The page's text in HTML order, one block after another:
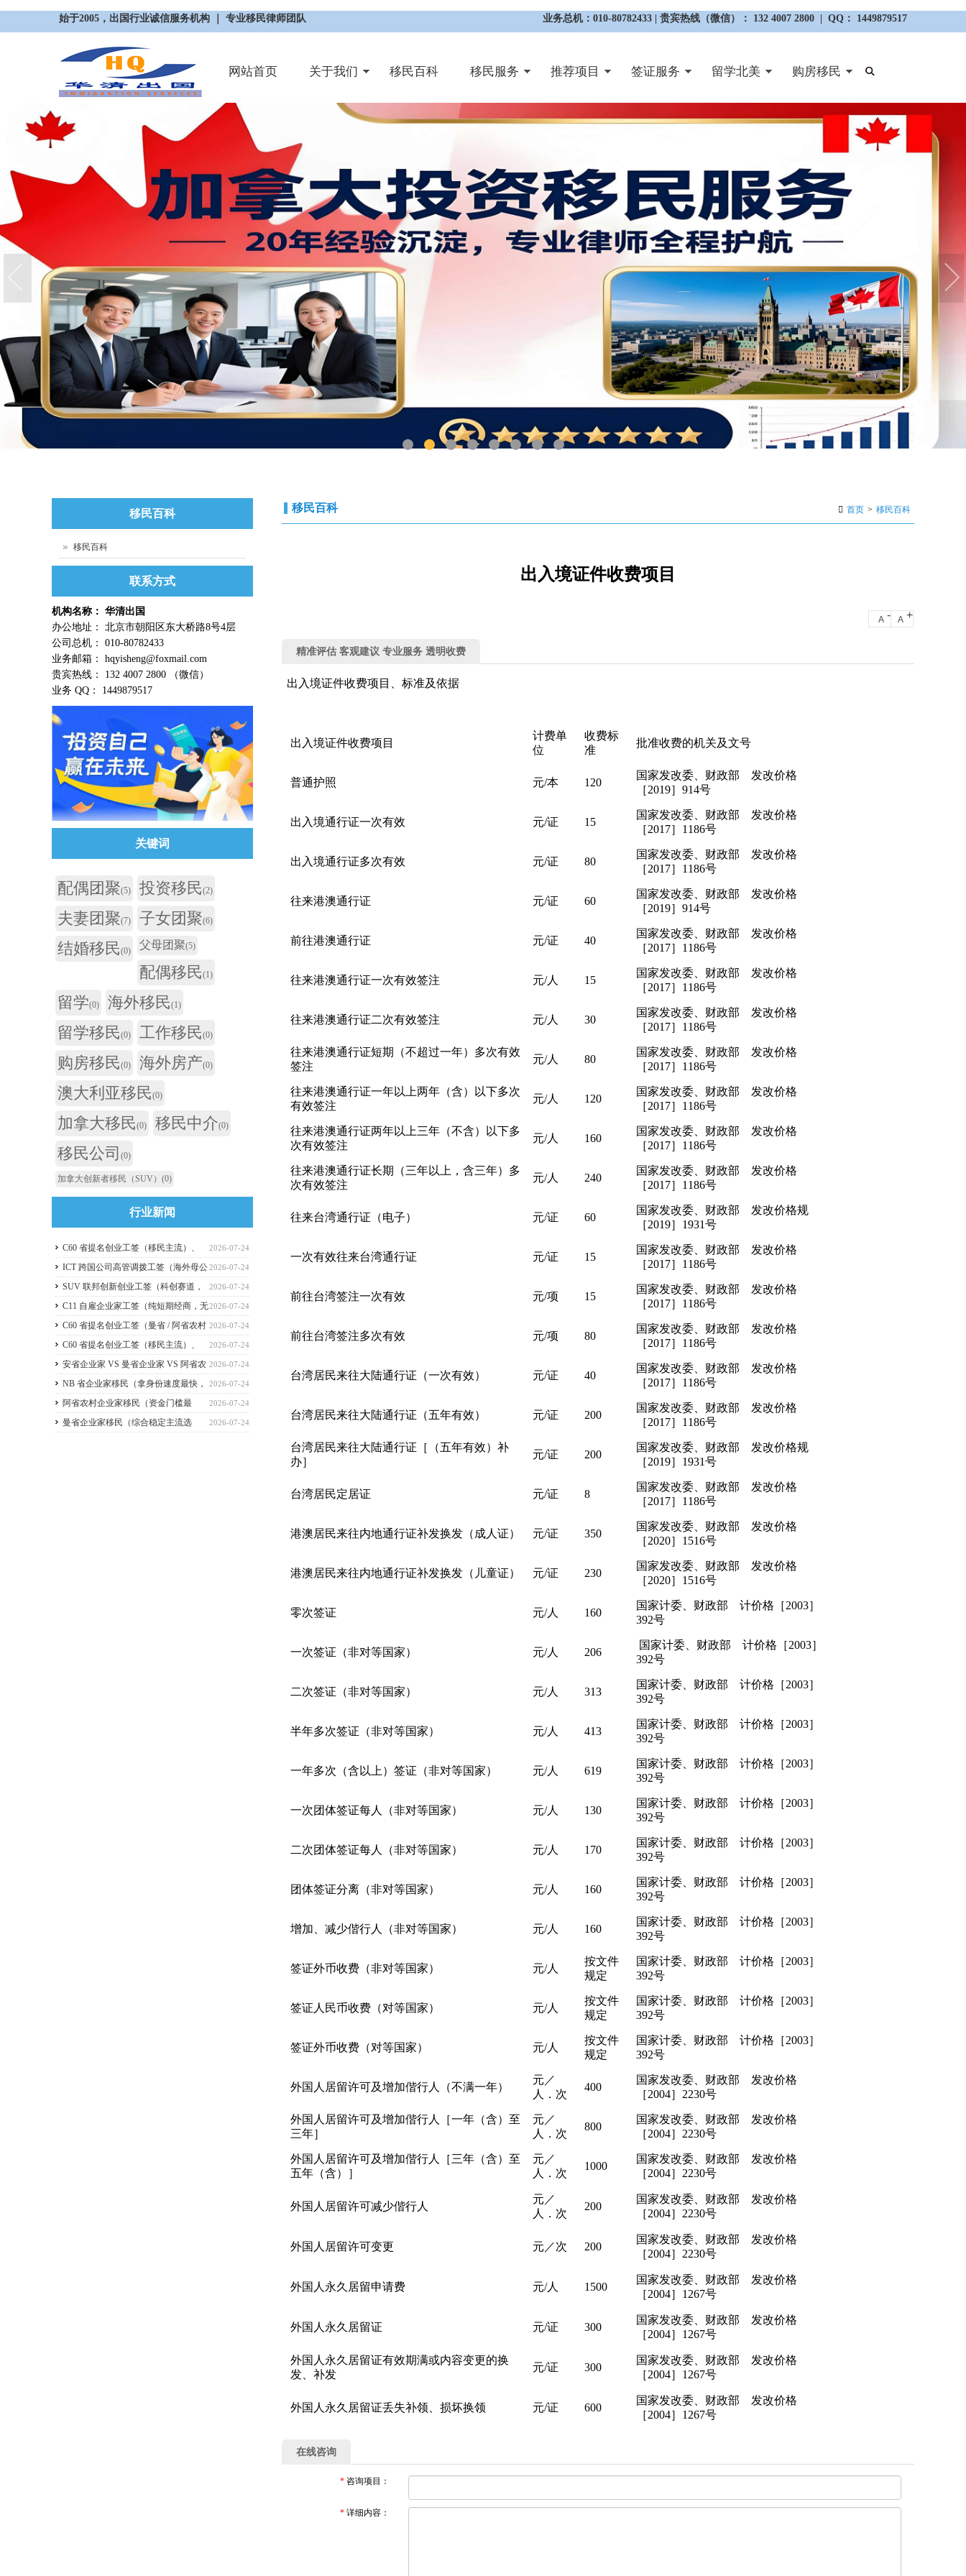
始于2005，出国行业诚信服务机构 ｜ 专业移民律师团队 业务总机：010-80782433 | 贵宾热线（微信）： 132 4007 2800 | QQ： 1449879517
网站首页 关于我们 移民百科 移民服务 推荐项目 签证服务 留学北美 购房移民
首页 > 移民百科
移民百科
出入境证件收费项目
A - A +
精准评估 客观建议 专业服务 透明收费
出入境证件收费项目、标准及依据
出入境证件收费项目
计费单
位
收费标
准
批准收费的机关及文号
普通护照 元/本 120
国家发改委、财政部 发改价格
［2019］914号
出入境通行证一次有效 元/证 15
国家发改委、财政部 发改价格
［2017］1186号
出入境通行证多次有效 元/证 80
国家发改委、财政部 发改价格
［2017］1186号
往来港澳通行证 元/证 60
国家发改委、财政部 发改价格
［2019］914号
前往港澳通行证 元/证 40
国家发改委、财政部 发改价格
［2017］1186号
往来港澳通行证一次有效签注 元/人 15
国家发改委、财政部 发改价格
［2017］1186号
往来港澳通行证二次有效签注 元/人 30
国家发改委、财政部 发改价格
［2017］1186号
往来港澳通行证短期（不超过一年）多次有效
签注
元/人 80
国家发改委、财政部 发改价格
［2017］1186号
往来港澳通行证一年以上两年（含）以下多次
有效签注
元/人 120
国家发改委、财政部 发改价格
［2017］1186号
往来港澳通行证两年以上三年（不含）以下多
次有效签注
元/人 160
国家发改委、财政部 发改价格
［2017］1186号
往来港澳通行证长期（三年以上，含三年）多
次有效签注
元/人 240
国家发改委、财政部 发改价格
［2017］1186号
往来台湾通行证（电子） 元/证 60
国家发改委、财政部 发改价格规
［2019］1931号
一次有效往来台湾通行证 元/证 15
国家发改委、财政部 发改价格
［2017］1186号
前往台湾签注一次有效 元/项 15
国家发改委、财政部 发改价格
［2017］1186号
前往台湾签注多次有效 元/项 80
国家发改委、财政部 发改价格
［2017］1186号
台湾居民来往大陆通行证（一次有效） 元/证 40
国家发改委、财政部 发改价格
［2017］1186号
台湾居民来往大陆通行证（五年有效） 元/证 200
国家发改委、财政部 发改价格
［2017］1186号
台湾居民来往大陆通行证［（五年有效）补
办］
元/证 200
国家发改委、财政部 发改价格规
［2019］1931号
台湾居民定居证 元/证 8
国家发改委、财政部 发改价格
［2017］1186号
港澳居民来往内地通行证补发换发（成人证） 元/证 350
国家发改委、财政部 发改价格
［2020］1516号
港澳居民来往内地通行证补发换发（儿童证） 元/证 230
国家发改委、财政部 发改价格
［2020］1516号
零次签证 元/人 160
国家计委、财政部 计价格［2003］
392号
一次签证（非对等国家） 元/人 206
国家计委、财政部 计价格［2003］
392号
二次签证（非对等国家） 元/人 313
国家计委、财政部 计价格［2003］
392号
半年多次签证（非对等国家） 元/人 413
国家计委、财政部 计价格［2003］
392号
一年多次（含以上）签证（非对等国家） 元/人 619
国家计委、财政部 计价格［2003］
392号
一次团体签证每人（非对等国家） 元/人 130
国家计委、财政部 计价格［2003］
392号
二次团体签证每人（非对等国家） 元/人 170
国家计委、财政部 计价格［2003］
392号
团体签证分离（非对等国家） 元/人 160
国家计委、财政部 计价格［2003］
392号
增加、减少偕行人（非对等国家） 元/人 160
国家计委、财政部 计价格［2003］
392号
签证外币收费（非对等国家） 元/人
按文件
规定
国家计委、财政部 计价格［2003］
392号
签证人民币收费（对等国家） 元/人
按文件
规定
国家计委、财政部 计价格［2003］
392号
签证外币收费（对等国家） 元/人
按文件
规定
国家计委、财政部 计价格［2003］
392号
外国人居留许可及增加偕行人（不满一年）
元／
人．次
400
国家发改委、财政部 发改价格
［2004］2230号
外国人居留许可及增加偕行人［一年（含）至
三年］
元／
人．次
800
国家发改委、财政部 发改价格
［2004］2230号
外国人居留许可及增加偕行人［三年（含）至
五年（含）］
元／
人．次
1000
国家发改委、财政部 发改价格
［2004］2230号
外国人居留许可减少偕行人
元／
人．次
200
国家发改委、财政部 发改价格
［2004］2230号
外国人居留许可变更 元／次 200
国家发改委、财政部 发改价格
［2004］2230号
外国人永久居留申请费 元/人 1500
国家发改委、财政部 发改价格
［2004］1267号
外国人永久居留证 元/证 300
国家发改委、财政部 发改价格
［2004］1267号
外国人永久居留证有效期满或内容变更的换
发、补发
元/证 300
国家发改委、财政部 发改价格
［2004］1267号
外国人永久居留证丢失补领、损坏换领 元/证 600
国家发改委、财政部 发改价格
［2004］1267号
在线咨询
* 咨询项目：
* 详细内容：
移民百科
移民百科
联系方式
机构名称： 华清出国
办公地址： 北京市朝阳区东大桥路8号4层
公司总机： 010-80782433
业务邮箱： hqyisheng@foxmail.com
贵宾热线： 132 4007 2800 （微信）
业务 QQ： 1449879517
关键词
配偶团聚(5) 投资移民(2)
夫妻团聚(7) 子女团聚(6)
结婚移民(0) 父母团聚(5)
配偶移民(1)
留学(0) 海外移民(1)
留学移民(0) 工作移民(0)
购房移民(0) 海外房产(0)
澳大利亚移民(0)
加拿大移民(0) 移民中介(0)
移民公司 (0)
加拿大创新者移民（SUV） (0)
行业新闻
2026-07-24
C60 省提名创业工签（移民主流）、
C11 自雇工签、SUV 科创工签、ICT 跨国高管工
签比较
2026-07-24
ICT 跨国公司高管调拨工签（海外母公
司开加拿大分公司）
2026-07-24
SUV 联邦创新创业工签（科创赛道，
2026 暂停接收新申请）
2026-07-24
C11 自雇企业家工签（纯短期经商，无
直接永居通道）
2026-07-24
C60 省提名创业工签（曼省 / 阿省农村
/ NB 省，唯一稳定转永居，重点）
2026-07-24
C60 省提名创业工签（移民主流）、
C11 自雇工签、SUV 科创工签、ICT 跨国高管工
签
2026-07-24
安省企业家 VS 曼省企业家 VS 阿省农
村企业家 VS NB 省企业家 四合一详细对比
（2026 年 7 月最新官方政策）
2026-07-24
NB 省企业家移民（拿身份速度最快，
短期创业过渡首选）
2026-07-24
阿省农村企业家移民（资金门槛最
低，预算有限首选）
2026-07-24
曼省企业家移民（综合稳定主流选